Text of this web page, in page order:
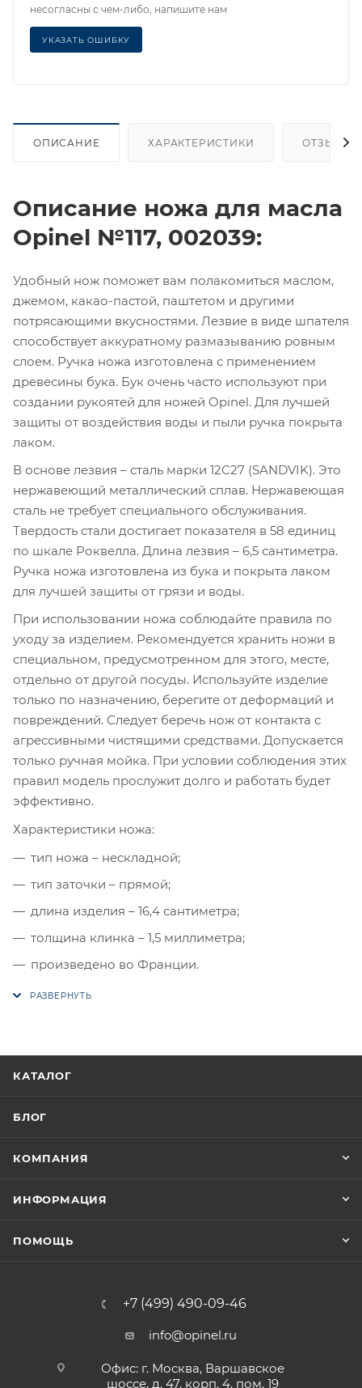
несогласны с чем-либо, напишите нам
УКАЗАТЬ ОШИБКУ
ОПИСАНИЕ ХАРАКТЕРИСТИКИ ОТЗЫВЫ
Описание ножа для масла
Opinel №117, 002039:
Удобный нож поможет вам полакомиться маслом,
джемом, какао-пастой, паштетом и другими
потрясающими вкусностями. Лезвие в виде шпателя
способствует аккуратному размазыванию ровным
слоем. Ручка ножа изготовлена с применением
древесины бука. Бук очень часто используют при
создании рукоятей для ножей Opinel. Для лучшей
защиты от воздействия воды и пыли ручка покрыта
лаком.
В основе лезвия – сталь марки 12С27 (SANDVIK). Это
нержавеющий металлический сплав. Нержавеющая
сталь не требует специального обслуживания.
Твердость стали достигает показателя в 58 единиц
по шкале Роквелла. Длина лезвия – 6,5 сантиметра.
Ручка ножа изготовлена из бука и покрыта лаком
для лучшей защиты от грязи и воды.
При использовании ножа соблюдайте правила по
уходу за изделием. Рекомендуется хранить ножи в
специальном, предусмотренном для этого, месте,
отдельно от другой посуды. Используйте изделие
только по назначению, берегите от деформаций и
повреждений. Следует беречь нож от контакта с
агрессивными чистящими средствами. Допускается
только ручная мойка. При условии соблюдения этих
правил модель прослужит долго и работать будет
эффективно.
Характеристики ножа:
тип ножа – нескладной;
тип заточки – прямой;
длина изделия – 16,4 сантиметра;
толщина клинка – 1,5 миллиметра;
произведено во Франции.
КАТАЛОГ
БЛОГ
КОМПАНИЯ
ИНФОРМАЦИЯ
ПОМОЩЬ
+7 (499) 490-09-46
info@opinel.ru
Офис: г. Москва, Варшавское
шоссе, д. 47, корп. 4, пом. 19